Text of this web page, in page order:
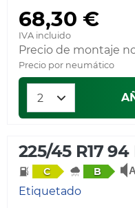
68,30 €
IVA incluido
Precio de montaje
Precio por neumático
225/45 R17 94
C B
Etiquetado